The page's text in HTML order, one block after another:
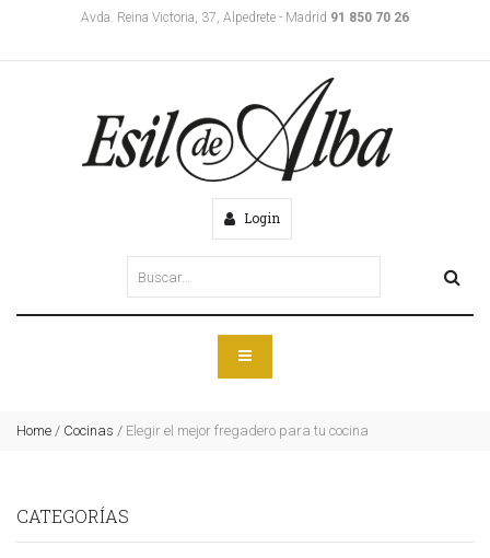
Avda. Reina Victoria, 37, Alpedrete - Madrid 91 850 70 26
Login
Home / Cocinas / Elegir el mejor fregadero para tu cocina
CATEGORÍAS